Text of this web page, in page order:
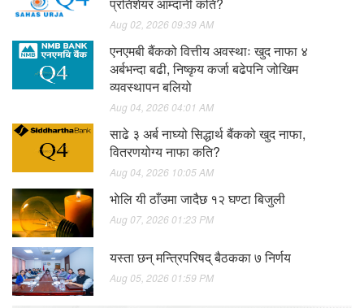
प्रतिशेयर आम्दानी कति?
Aug 02, 2026 09:39 AM
एनएमबी बैंकको वित्तीय अवस्थाः खुद नाफा ४
अर्बभन्दा बढी, निष्कृय कर्जा बढेपनि जोखिम
व्यवस्थापन बलियो
Aug 04, 2026 04:01 AM
साढे ३ अर्ब नाघ्यो सिद्धार्थ बैंकको खुद नाफा,
वितरणयोग्य नाफा कति?
Aug 04, 2026 10:05 AM
भाेलि यी ठाँउमा जादैछ १२ घण्टा बिजुली
Aug 07, 2026 01:23 PM
यस्ता छन् मन्त्रिपरिषद् बैठकका ७ निर्णय
Aug 05, 2026 01:59 PM